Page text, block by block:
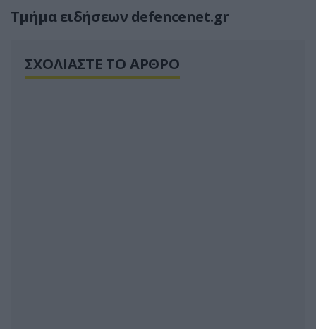
Τμήμα ειδήσεων defencenet.gr
ΣΧΟΛΙΑΣΤΕ ΤΟ ΑΡΘΡΟ